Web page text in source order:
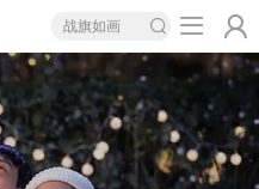
战旗如画